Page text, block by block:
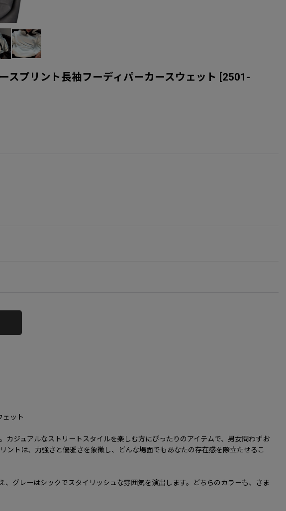
スプリント長袖フーディパーカースウェット [2501-
ェット
ジュアルなストリートスタイルを楽しむ方にぴったりのアイテムで、男女問わずお
ントは、力強さと優雅さを象徴し、どんな場面でもあなたの存在感を際立たせるこ
グレーはシックでスタイリッシュな雰囲気を演出します。どちらのカラーも、さま